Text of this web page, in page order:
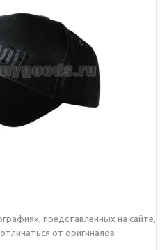
представленных на сайте,
от оригиналов.